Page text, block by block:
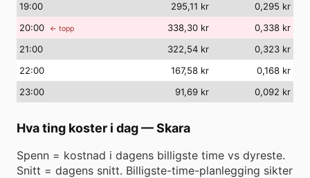
19:00 295,11 kr
0,295 kr
20:00 ← topp 338,30 kr
0,338 kr
21:00 322,54 kr
0,323 kr
22:00 167,58 kr
0,168 kr
23:00 91,69 kr 0,092 kr
Hva ting koster i dag—Skara
Spenn = kostnad i dagens billigste time vs dyreste.
Snitt = dagens snitt. Billigste-time-planlegging sikter